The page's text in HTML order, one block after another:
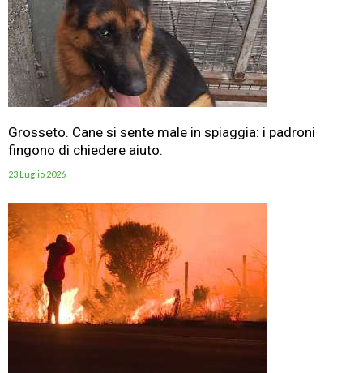
Grosseto. Cane si sente male in spiaggia: i padroni
fingono di chiedere aiuto.
23 Luglio 2026